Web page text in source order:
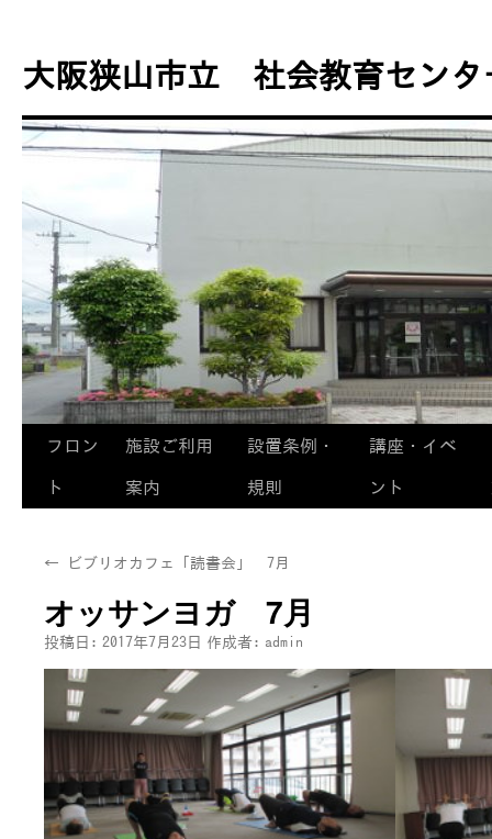
テ
ン
へ
ス
プ
大阪狭山市立 社会教育センタ
フロン
ト
施設ご利用
案内
設置条例・
規則
講座・イベ
ント
← ビブリオカフェ「読書会」 7月
オッサンヨガ 7月
投稿日: 2017年7月23日 作成者: admin